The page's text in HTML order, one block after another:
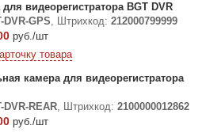
видеорегистратора BGT DVR
DVR-GPS, Штрихкод: 212000799999
руб./шт
товара
камера для видеорегистратора
DVR-REAR, Штрихкод: 2100000012862
руб./шт